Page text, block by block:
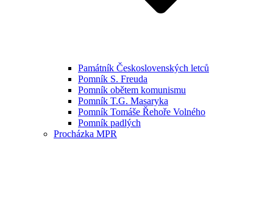
Památník Československých letců
Pomník S. Freuda
Pomník obětem komunismu
Pomník T.G. Masaryka
Pomník Tomáše Řehoře Volného
Pomník padlých
Procházka MPR